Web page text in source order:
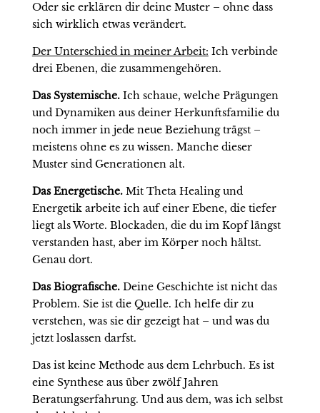
Oder sie erklären dir deine Muster – ohne dass
sich wirklich etwas verändert.
Der Unterschied in meiner Arbeit: Ich verbinde
drei Ebenen, die zusammengehören.
Das Systemische.Ich schaue, welche Prägungen
und Dynamiken aus deiner Herkunftsfamilie du
noch immer in jede neue Beziehung trägst –
meistens ohne es zu wissen. Manche dieser
Muster sind Generationen alt.
Das Energetische.Mit Theta Healing und
Energetik arbeite ich auf einer Ebene, die tiefer
liegt als Worte. Blockaden, die du im Kopf längst
verstanden hast, aber im Körper noch hältst.
Genau dort.
Das Biografische.Deine Geschichte ist nicht das
Problem. Sie ist die Quelle. Ich helfe dir zu
verstehen, was sie dir gezeigt hat – und was du
jetzt loslassen darfst.
Das ist keine Methode aus dem Lehrbuch. Es ist
eine Synthese aus über zwölf Jahren
Beratungserfahrung. Und aus dem, was ich selbst